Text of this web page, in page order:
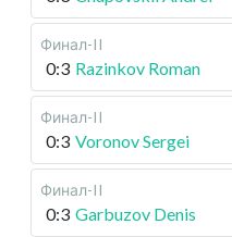
Финал-II
0:3 Razinkov Roman
Финал-II
0:3 Voronov Sergei
Финал-II
0:3 Garbuzov Denis